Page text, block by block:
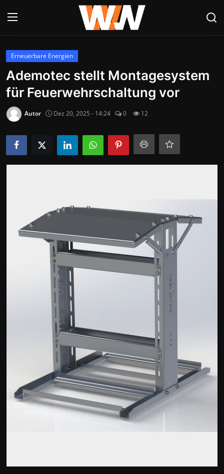
Anmelden
Datenschutzerklärung
Contact
Kultur & Unterhaltung
Tech & IT-Security
Wirtschaft
Wissenschaft & Gesundheit
Deutsch
Erneuerbare Energien
Ademotec stellt Montagesystem
für Feuerwehrschaltung vor
Autor Dez 20, 2025 - 14:24 0 12